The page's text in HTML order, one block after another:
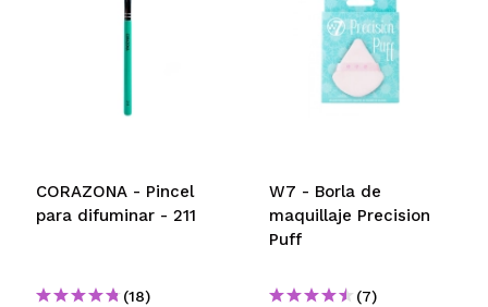
CORAZONA - Pincel
para difuminar - 211
(18)
W7 - Borla de
maquillaje Precision
Puff
(7)